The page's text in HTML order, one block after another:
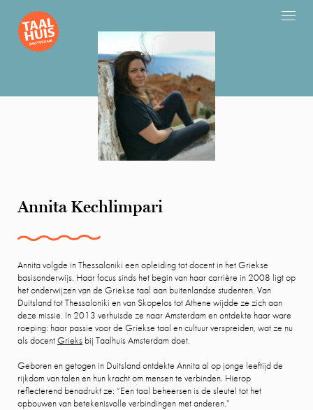
Annita Kechlimpari
Annita volgde in Thessaloniki een opleiding tot docent in het Griekse
basisonderwijs. Haar focus sinds het begin van haar carrière in 2008 ligt op
het onderwijzen van de Griekse taal aan buitenlandse studenten. Van
Duitsland tot Thessaloniki en van Skopelos tot Athene wijdde ze zich aan
deze missie. In 2013 verhuisde ze naar Amsterdam en ontdekte haar ware
roeping: haar passie voor de Griekse taal en cultuur verspreiden, wat ze nu
als docentGrieks bij Taalhuis Amsterdam doet.
Geboren en getogen in Duitsland ontdekte Annita al op jonge leeftijd de
rijkdom van talen en hun kracht om mensen te verbinden. Hierop
reflecterend benadrukt ze: “Een taal beheersen is de sleutel tot het
opbouwen van betekenisvolle verbindingen met anderen.”